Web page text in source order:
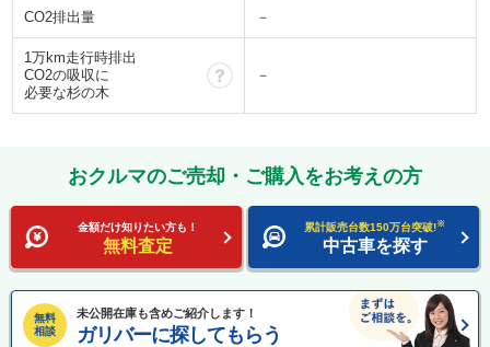
CO2排出量 －
1万km走行時排出
CO2の吸収に
必要な杉の木
－
おクルマのご売却・ご購入をお考えの方
金額だけ知りたい方も！
無料査定
累計販売台数150万台突破!※
中古車を探す
無料
相談
未公開在庫も含めご紹介します！
ガリバーに探してもらう